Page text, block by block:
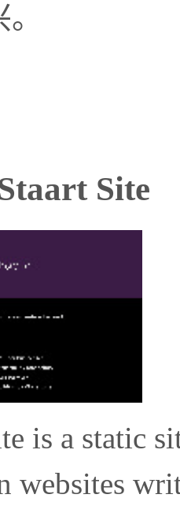
Site
is a static
websites